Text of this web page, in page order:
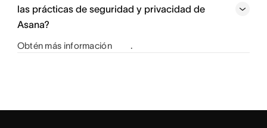
las prácticas de seguridad y privacidad de
Asana?
Obtén más información .